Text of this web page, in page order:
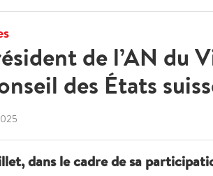
de l’AN du
des États
dans le cadre de sa